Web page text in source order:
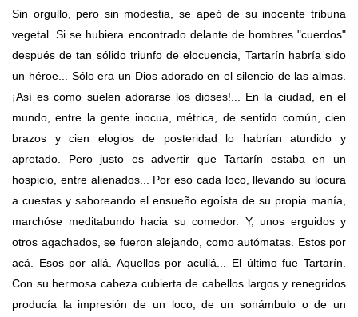
Sin orgullo, pero sin modestia, se apeó de su inocente tribuna
vegetal. Si se hubiera encontrado delante de hombres "cuerdos"
después de tan sólido triunfo de elocuencia, Tartarín habría sido
un héroe... Sólo era un Dios adorado en el silencio de las almas.
¡Así es como suelen adorarse los dioses!... En la ciudad, en el
mundo, entre la gente inocua, métrica, de sentido común, cien
brazos y cien elogios de posteridad lo habrían aturdido y
apretado. Pero justo es advertir que Tartarín estaba en un
hospicio, entre alienados... Por eso cada loco, llevando su locura
a cuestas y saboreando el ensueño egoísta de su propia manía,
marchóse meditabundo hacia su comedor. Y, unos erguidos y
otros agachados, se fueron alejando, como autómatas. Estos por
acá. Esos por allá. Aquellos por acullá... El último fue Tartarín.
Con su hermosa cabeza cubierta de cabellos largos y renegridos
producía la impresión de un loco, de un sonámbulo o de un